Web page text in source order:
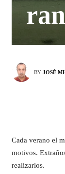
BY JOSÉ
Cada verano el
motivos.
realizarlos.